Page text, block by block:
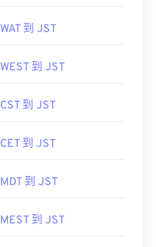
WAT 到 JST
WEST 到 JST
CST 到 JST
CET 到 JST
MDT 到 JST
MEST 到 JST